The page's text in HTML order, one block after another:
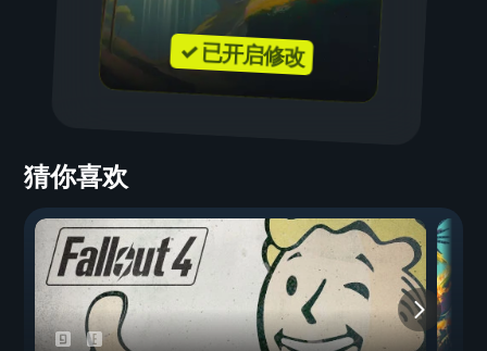
✓ 已开启修改
猜你喜欢